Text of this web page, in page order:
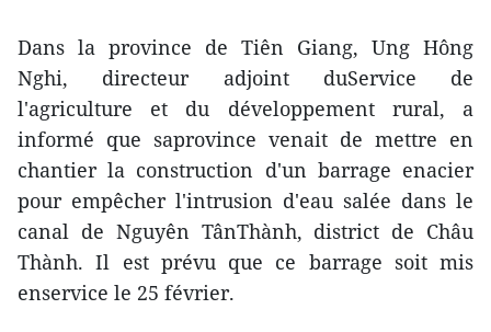
Dans la province de Tiên Giang, Ung Hông
Nghi, directeur adjoint duService de
l'agriculture et du développement rural, a
informé que saprovince venait de mettre en
chantier la construction d'un barrage enacier
pour empêcher l'intrusion d'eau salée dans le
canal de Nguyên TânThành, district de Châu
Thành. Il est prévu que ce barrage soit mis
enservice le 25 février.